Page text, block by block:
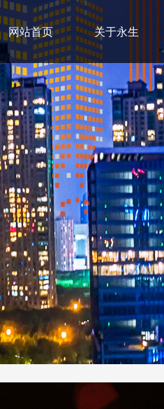
网站首页 关于永生